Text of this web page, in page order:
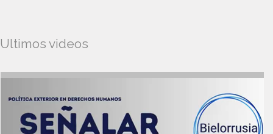
Ultimos videos